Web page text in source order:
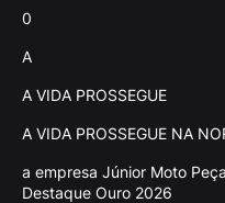
0
A
A VIDA PROSSEGUE
A VIDA PROSSEGUE NA
a empresa Júnior Moto
Destaque Ouro 2026